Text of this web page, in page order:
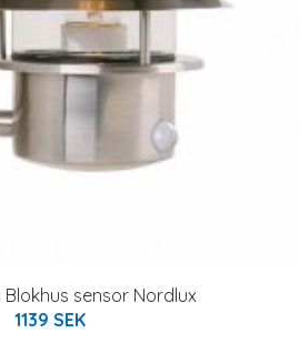
sensor Nordlux
1139 SEK